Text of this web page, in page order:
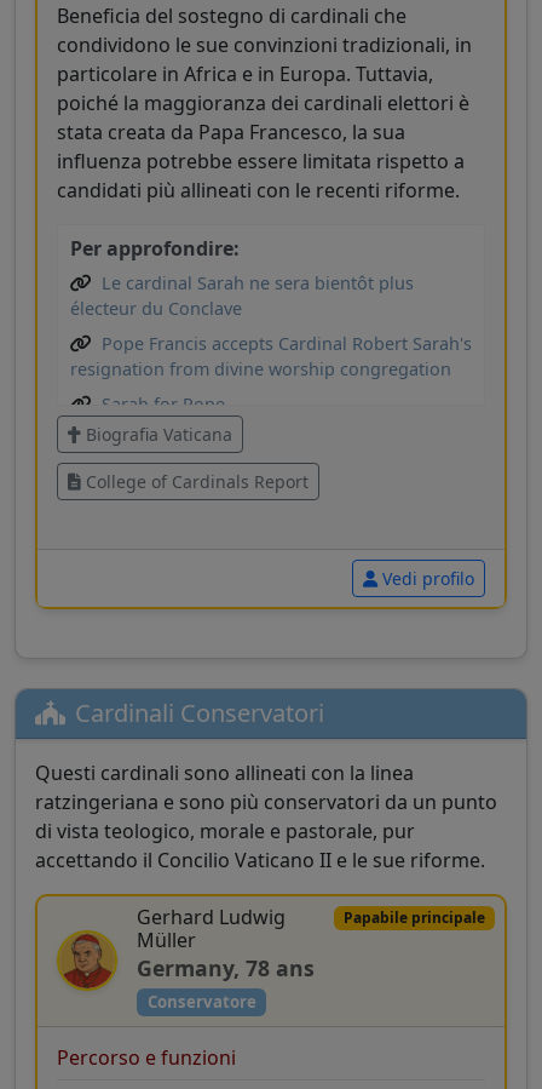
Beneficia del sostegno di cardinali che
condividono le sue convinzioni tradizionali, in
particolare in Africa e in Europa. Tuttavia,
poiché la maggioranza dei cardinali elettori è
stata creata da Papa Francesco, la sua
influenza potrebbe essere limitata rispetto a
candidati più allineati con le recenti riforme.
Per approfondire:
Le cardinal Sarah ne sera bientôt plus
électeur du Conclave
Pope Francis accepts Cardinal Robert Sarah's
resignation from divine worship congregation
Sarah for Pope
Robert Sarah
Biografia Vaticana
College of Cardinals Report
Vedi profilo
Cardinali Conservatori
Questi cardinali sono allineati con la linea
ratzingeriana e sono più conservatori da un punto
di vista teologico, morale e pastorale, pur
accettando il Concilio Vaticano II e le sue riforme.
Papabile principale
Gerhard Ludwig
Müller
Germany, 78 ans
Conservatore
Percorso e funzioni